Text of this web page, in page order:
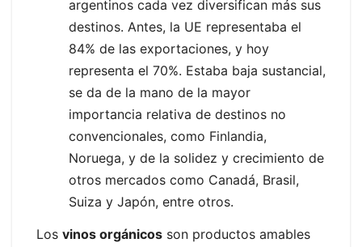
argentinos cada vez diversifican más sus
destinos. Antes, la UE representaba el
84% de las exportaciones, y hoy
representa el 70%. Estaba baja sustancial,
se da de la mano de la mayor
importancia relativa de destinos no
convencionales, como Finlandia,
Noruega, y de la solidez y crecimiento de
otros mercados como Canadá, Brasil,
Suiza y Japón, entre otros.
Los vinos orgánicos son productos amables